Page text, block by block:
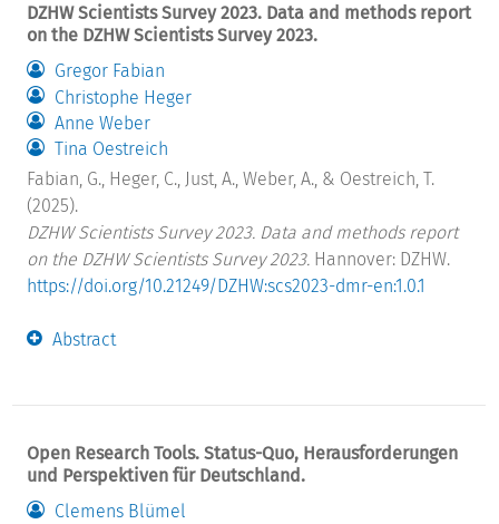
DZHW Scientists Survey 2023. Data and methods report
on the DZHW Scientists Survey 2023.
Gregor Fabian
Christophe Heger
Anne Weber
Tina Oestreich
Fabian, G., Heger, C., Just, A., Weber, A., & Oestreich, T.
(2025).
DZHW Scientists Survey 2023. Data and methods report
on the DZHW Scientists Survey 2023. Hannover: DZHW.
https://doi.org/10.21249/DZHW:scs2023-dmr-en:1.0.1
Abstract
Open Research Tools. Status-Quo, Herausforderungen
und Perspektiven für Deutschland.
Clemens Blümel